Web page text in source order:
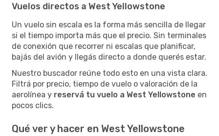
Vuelos directos a West Yellowstone
Un vuelo sin escala es la forma más sencilla de llegar
si el tiempo importa más que el precio. Sin terminales
de conexión que recorrer ni escalas que planificar,
bajás del avión y llegás directo a donde querés estar.
Nuestro buscador reúne todo esto en una vista clara.
Filtrá por precio, tiempo de vuelo o valoración de la
aerolínea y reservá tu vuelo a West Yellowstone en
pocos clics.
Qué ver y hacer en West Yellowstone